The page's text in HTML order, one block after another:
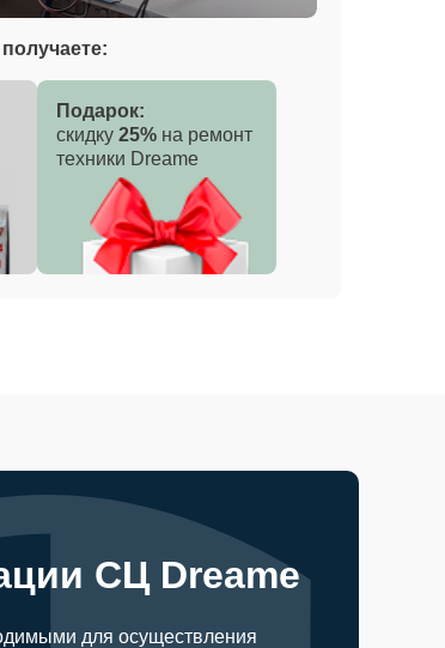
Подарок:
скидку 25% на ремонт
техники Dreame
СЦ Dreame
для осуществления